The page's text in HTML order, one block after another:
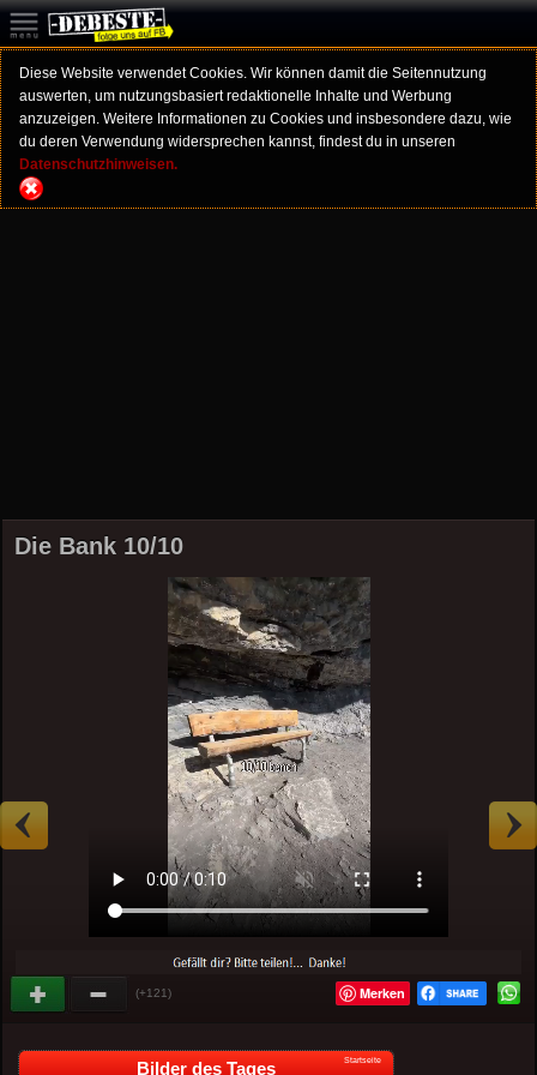
Diese Website verwendet Cookies. Wir können damit die Seitennutzung
auswerten, um nutzungsbasiert redaktionelle Inhalte und Werbung
anzuzeigen. Weitere Informationen zu Cookies und insbesondere dazu, wie
du deren Verwendung widersprechen kannst, findest du in unseren
Datenschutzhinweisen.
Die Bank 10/10
(+121) Merken
Bilder des Tages Startseite